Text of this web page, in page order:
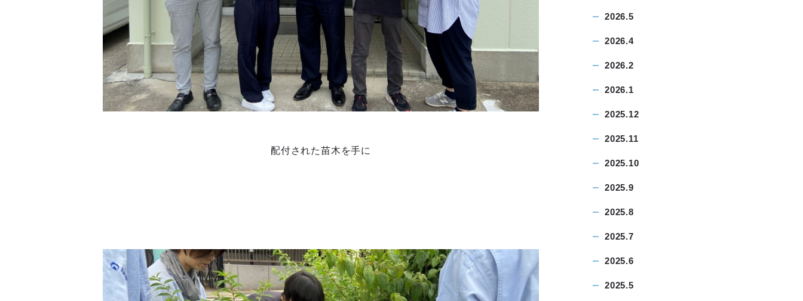
配付された苗木を手に
2026.5
2026.4
2026.2
2026.1
2025.12
2025.11
2025.10
2025.9
2025.8
2025.7
2025.6
2025.5